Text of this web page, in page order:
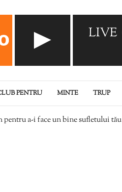
LIVE
PENTRU MINTE TRUP
pentru a-i face un bine sufletului tău